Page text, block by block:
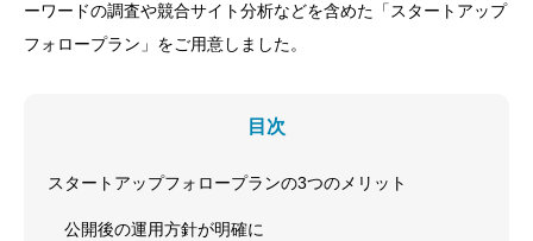
ーワードの調査や競合サイト分析などを含めた「スタートアップ
フォロープラン」をご用意しました。
目次
スタートアップフォロープランの3つのメリット
公開後の運用方針が明確に